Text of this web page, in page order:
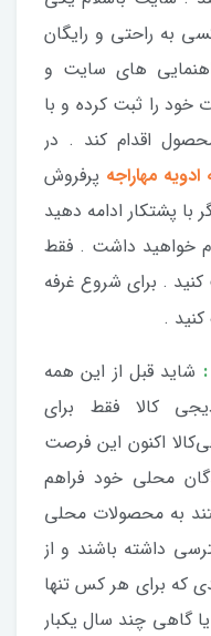
به راحتی و رایگان
های سایت و
خود را ثبت کرده و با
اقدام کند . در
ادویه مهاراجه پرفروش
پشتکار ادامه دهید
خواهید داشت . فقط
. برای شروع غرفه
.
شاید قبل از این همه
کالا فقط برای
اکنون این فرصت
محلی خود فراهم
به محصولات محلی
داشته باشند و از
که برای هر کس تنها
گاهی چند سال یکبار